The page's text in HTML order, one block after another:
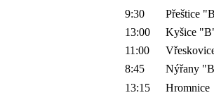
9:30 Přeštice
13:00
Kyšice
11:00
8:45
Nýřany
13:15
Hromnice